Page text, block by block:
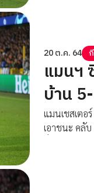
20 ต.ค. 64
แมนฯ ซิตี้ บุ
บ้าน
แมนเชสเตอ
เอาชนะ คลั